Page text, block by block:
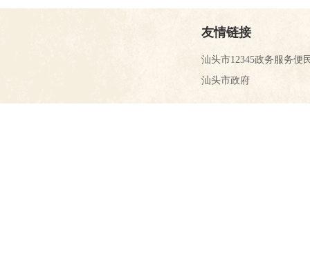
友情链接
汕头市12345政务服务便
汕头市政府